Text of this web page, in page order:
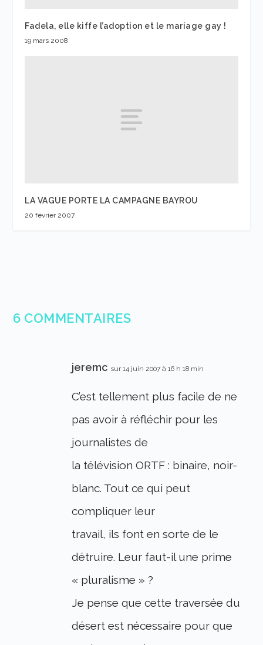
Fadela, elle kiffe l’adoption et le mariage gay !
19 mars 2008
LA VAGUE PORTE LA CAMPAGNE BAYROU
20 février 2007
6 COMMENTAIRES
jeremc sur 14 juin 2007 à 16 h 18 min
C’est tellement plus facile de ne
pas avoir à réfléchir pour les
journalistes de
la télévision ORTF : binaire, noir-
blanc. Tout ce qui peut
compliquer leur
travail, ils font en sorte de le
détruire. Leur faut-il une prime
« pluralisme » ?
Je pense que cette traversée du
désert est nécessaire pour que